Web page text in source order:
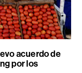
acuerdo de
por los